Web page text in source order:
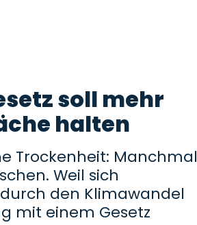
soll mehr
halten
Trockenheit: Manchmal
Weil sich
den Klimawandel
mit einem Gesetz